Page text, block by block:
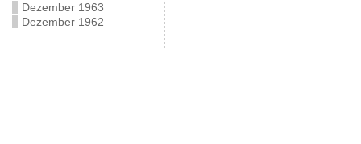
Dezember 1963
Dezember 1962